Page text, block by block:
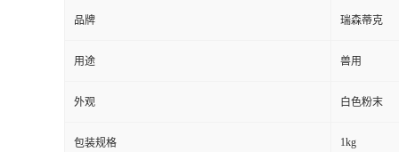
品牌 瑞森蒂克
用途 兽用
外观 白色粉末
包装规格 1kg